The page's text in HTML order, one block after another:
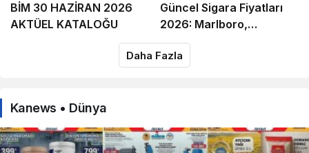
BİM 30 HAZİRAN 2026
AKTÜEL KATALOĞU
Güncel Sigara Fiyatları
2026: Marlboro,
Parliament, Winston,
Camel ve Tüm Sigara
Daha Fazla
Kanews • Dünya